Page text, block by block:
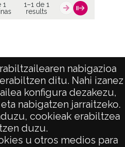
nabigazioa
ditu. Nahi izanez
konfigura dezakezu,
nabigatzen jarraitzeko.
cookieak erabiltzea
duzu.
u otros medios para
1
1–1 de 1
results
1
1–1 de 1
results